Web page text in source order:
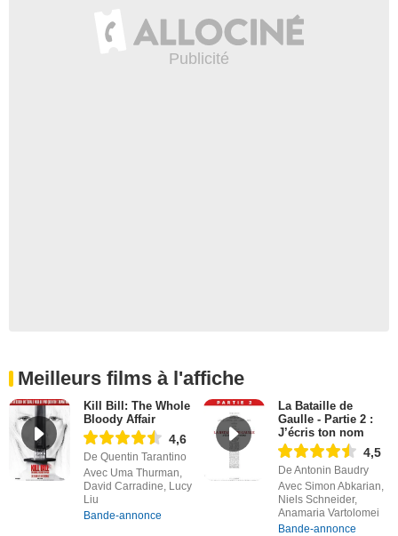
Meilleurs films à l'affiche
Kill Bill: The Whole
Bloody Affair
4,6
De Quentin Tarantino
Avec Uma Thurman,
David Carradine, Lucy
Liu
Bande-annonce
La Bataille de
Gaulle - Partie 2 :
J’écris ton nom
4,5
De Antonin Baudry
Avec Simon Abkarian,
Niels Schneider,
Anamaria Vartolomei
Bande-annonce